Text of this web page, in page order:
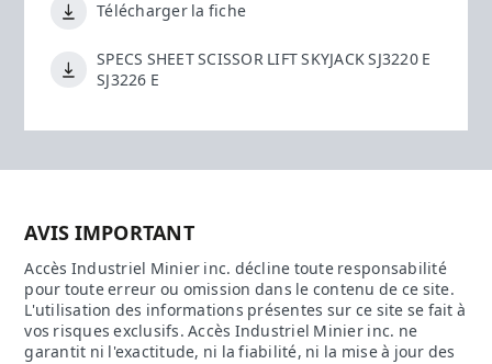
Télécharger la fiche
SPECS SHEET SCISSOR LIFT SKYJACK SJ3220 E
SJ3226 E
AVIS IMPORTANT
Accès Industriel Minier inc. décline toute responsabilité
pour toute erreur ou omission dans le contenu de ce site.
L'utilisation des informations présentes sur ce site se fait à
vos risques exclusifs. Accès Industriel Minier inc. ne
garantit ni l'exactitude, ni la fiabilité, ni la mise à jour des